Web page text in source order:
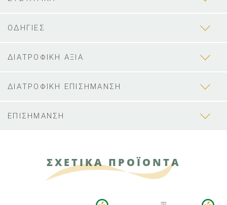
ΟΔΗΓΙΕΣ
ΔΙΑΤΡΟΦΙΚΗ ΑΞΙΑ
ΔΙΑΤΡΟΦΙΚΗ ΕΠΙΣΗΜΑΝΣΗ
ΕΠΙΣΗΜΑΝΣΗ
ΣΧΕΤΙΚΑ ΠΡΟΪΟΝΤΑ